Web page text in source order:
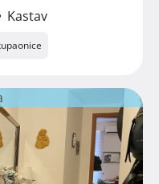
Kastav